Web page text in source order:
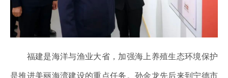
福建是海洋与渔业大省，加强海上养殖生态环境保护
是推进美丽海湾建设的重点任务。孙金龙先后来到宁德市